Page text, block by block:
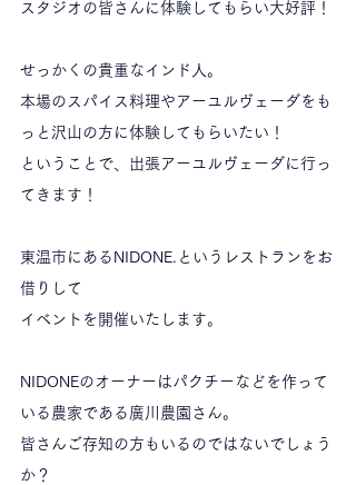
スタジオの皆さんに体験してもらい大好評！
せっかくの貴重なインド人。
本場のスパイス料理やアーユルヴェーダをも
っと沢山の方に体験してもらいたい！
ということで、出張アーユルヴェーダに行っ
てきます！
東温市にあるNIDONE.というレストランをお
借りして
イベントを開催いたします。
NIDONEのオーナーはパクチーなどを作って
いる農家である廣川農園さん。
皆さんご存知の方もいるのではないでしょう
か？